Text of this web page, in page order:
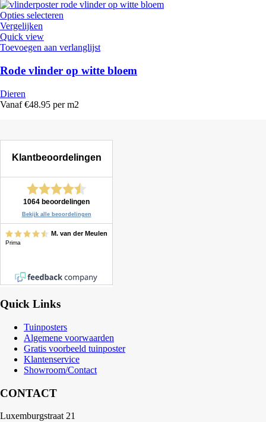
Opties selecteren
Vergelijken
Quick view
Toevoegen aan verlanglijst
Rode vlinder op witte bloem
Dieren
Vanaf €48.95 per m2
Quick Links
Tuinposters
Algemene voorwaarden
Gratis voorbeeld tuinposter
Klantenservice
Showroom/Contact
CONTACT
Luxemburgstraat 21